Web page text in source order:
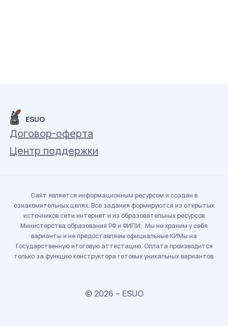
ESUO
Договор-оферта
Центр поддержки
Сайт является информационным ресурсом и создан в
ознакомительных целях. Все задания формируются из открытых
источников сети интернет и из образовательных ресурсов
Министерства образования РФ и ФИПИ. Мы не храним у себя
варианты и не предоставляем официальные КИМы на
Государственную итоговую аттестацию. Оплата производится
только за функцию конструктора готовых уникальных вариантов.
© 2026 – ESUO